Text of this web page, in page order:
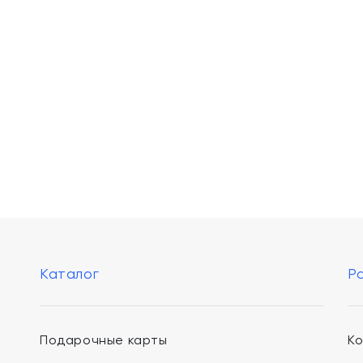
Каталог
Подарочные карты